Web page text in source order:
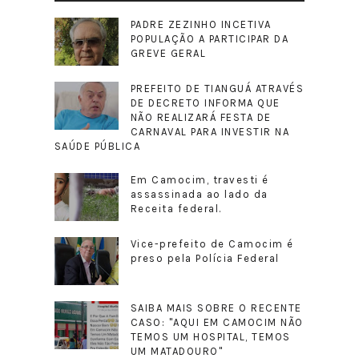
PADRE ZEZINHO INCETIVA
POPULAÇÃO A PARTICIPAR DA
GREVE GERAL
PREFEITO DE TIANGUÁ ATRAVÉS
DE DECRETO INFORMA QUE
NÃO REALIZARÁ FESTA DE
CARNAVAL PARA INVESTIR NA
SAÚDE PÚBLICA
Em Camocim, travesti é
assassinada ao lado da
Receita federal.
Vice-prefeito de Camocim é
preso pela Polícia Federal
SAIBA MAIS SOBRE O RECENTE
CASO: "AQUI EM CAMOCIM NÃO
TEMOS UM HOSPITAL, TEMOS
UM MATADOURO"